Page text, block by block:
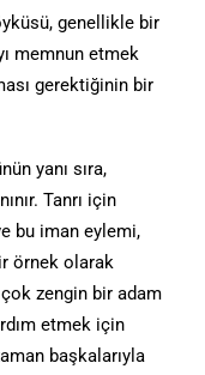
genellikle bir
memnun etmek
gerektiğinin bir
yanı sıra,
Tanrı için
bu iman eylemi,
örnek olarak
çok zengin bir adam
etmek için
başkalarıyla